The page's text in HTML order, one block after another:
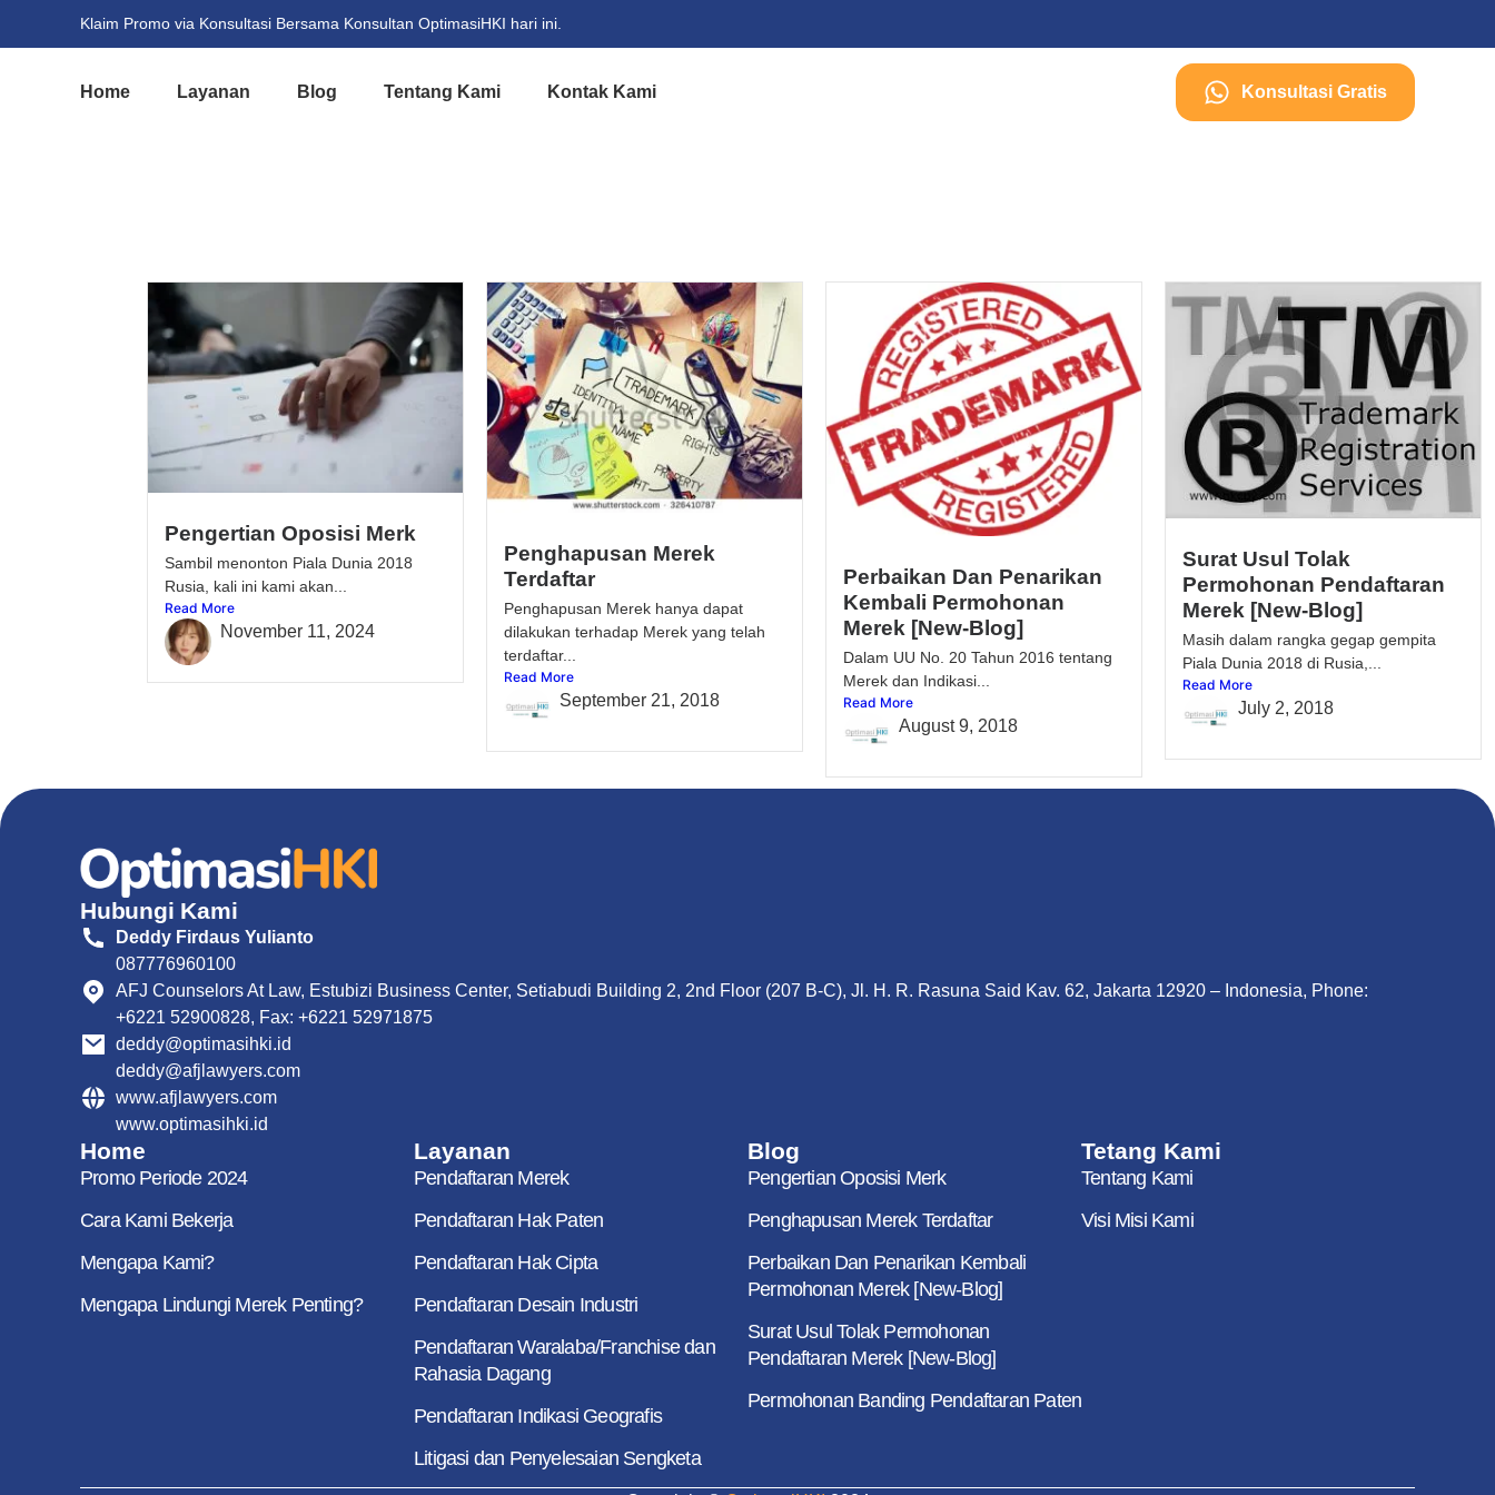
Klaim Promo via Konsultasi Bersama Konsultan OptimasiHKI hari ini.
Home Layanan Blog Tentang Kami Kontak Kami Konsultasi Gratis
Pengertian Oposisi Merk
Sambil menonton Piala Dunia 2018
Rusia, kali ini kami akan...
Read More
November 11, 2024
Penghapusan Merek
Terdaftar
Penghapusan Merek hanya dapat
dilakukan terhadap Merek yang telah
terdaftar...
Read More
September 21, 2018
Perbaikan Dan Penarikan
Kembali Permohonan
Merek [New-Blog]
Dalam UU No. 20 Tahun 2016 tentang
Merek dan Indikasi...
Read More
August 9, 2018
Surat Usul Tolak
Permohonan Pendaftaran
Merek [New-Blog]
Masih dalam rangka gegap gempita
Piala Dunia 2018 di Rusia,...
Read More
July 2, 2018
Hubungi Kami
Deddy Firdaus Yulianto
087776960100
AFJ Counselors At Law, Estubizi Business Center, Setiabudi Building 2, 2nd Floor (207 B-C), Jl. H. R. Rasuna Said Kav. 62, Jakarta 12920 – Indonesia, Phone:
+6221 52900828, Fax: +6221 52971875
deddy@optimasihki.id
deddy@afjlawyers.com
www.afjlawyers.com
www.optimasihki.id
Home
Promo Periode 2024
Cara Kami Bekerja
Mengapa Kami?
Mengapa Lindungi Merek Penting?
Layanan
Pendaftaran Merek
Pendaftaran Hak Paten
Pendaftaran Hak Cipta
Pendaftaran Desain Industri
Pendaftaran Waralaba/Franchise dan
Rahasia Dagang
Pendaftaran Indikasi Geografis
Litigasi dan Penyelesaian Sengketa
Blog
Pengertian Oposisi Merk
Penghapusan Merek Terdaftar
Perbaikan Dan Penarikan Kembali
Permohonan Merek [New-Blog]
Surat Usul Tolak Permohonan
Pendaftaran Merek [New-Blog]
Permohonan Banding Pendaftaran Paten
Tetang Kami
Tentang Kami
Visi Misi Kami